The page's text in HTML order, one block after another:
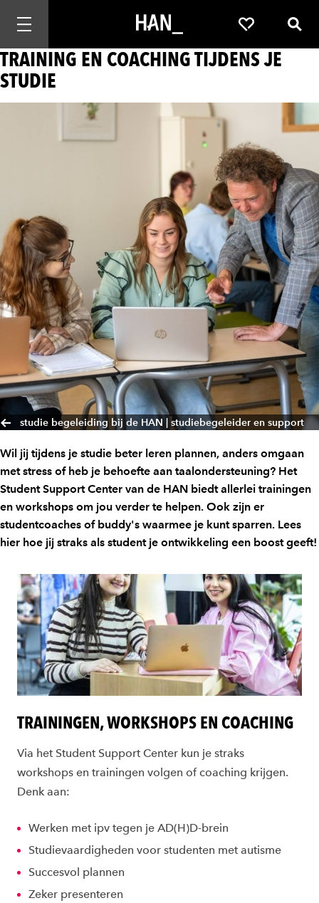
Mobiele navigatie openen Favorieten
TRAINING EN COACHING TIJDENS JE
STUDIE
studie begeleiding bij de HAN | studiebegeleider en support
Wil jij tijdens je studie beter leren plannen, anders omgaan
met stress of heb je behoefte aan taalondersteuning? Het
Student Support Center van de HAN biedt allerlei trainingen
en workshops om jou verder te helpen. Ook zijn er
studentcoaches of buddy's waarmee je kunt sparren. Lees
hier hoe jij straks als student je ontwikkeling een boost geeft!
TRAININGEN, WORKSHOPS EN COACHING
Via het Student Support Center kun je straks
workshops en trainingen volgen of coaching krijgen.
Denk aan:
Werken met ipv tegen je AD(H)D-brein
Studievaardigheden voor studenten met autisme
Succesvol plannen
Zeker presenteren